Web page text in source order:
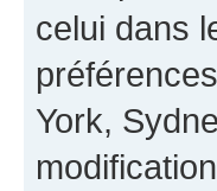
celui dans
York,